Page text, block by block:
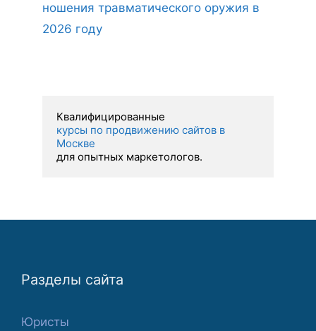
ношения травматического оружия в
2026 году
курсы по продвижению сайтов в
Москве
для опытных маркетологов.
Разделы сайта
Юристы